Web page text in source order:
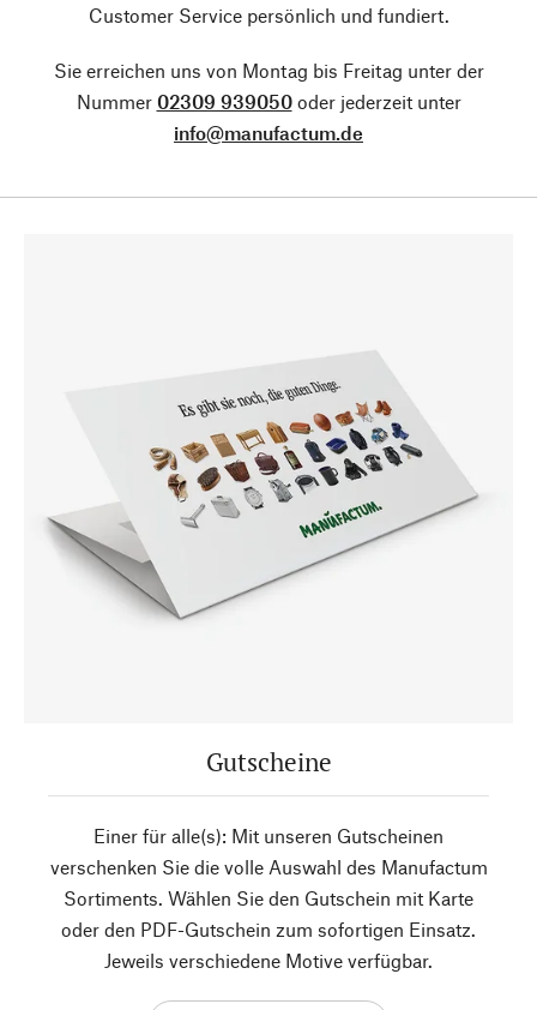
Customer Service persönlich und fundiert.
Sie erreichen uns von Montag bis Freitag unter der
Nummer 02309 939050oder jederzeit unter
info@manufactum.de
Gutscheine
Einer für alle(s): Mit unseren Gutscheinen
verschenken Sie die volle Auswahl des Manufactum
Sortiments. Wählen Sie den Gutschein mit Karte
oder den PDF-Gutschein zum sofortigen Einsatz.
Jeweils verschiedene Motive verfügbar.